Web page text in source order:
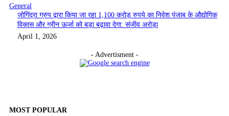
General
जोगिंद्रा ग्रुप द्वारा किया जा रहा 1,100 करोड़ रुपये का निवेश पंजाब के औद्योगिक
विकास और ग्रीन ऊर्जा को बड़ा बढ़ावा देगा: संजीव अरोड़ा
April 1, 2026
- Advertisment -
MOST POPULAR